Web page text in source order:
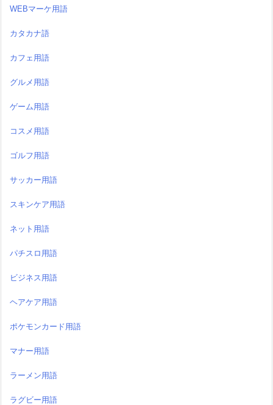
WEBマーケ用語
カタカナ語
カフェ用語
グルメ用語
ゲーム用語
コスメ用語
ゴルフ用語
サッカー用語
スキンケア用語
ネット用語
パチスロ用語
ビジネス用語
ヘアケア用語
ポケモンカード用語
マナー用語
ラーメン用語
ラグビー用語